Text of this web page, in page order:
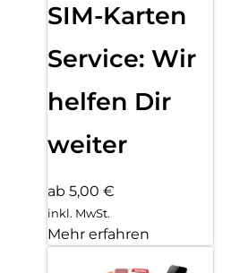
SIM-Karten
Service: Wir
helfen Dir
weiter
ab 5,00 €
inkl. MwSt.
Mehr erfahren